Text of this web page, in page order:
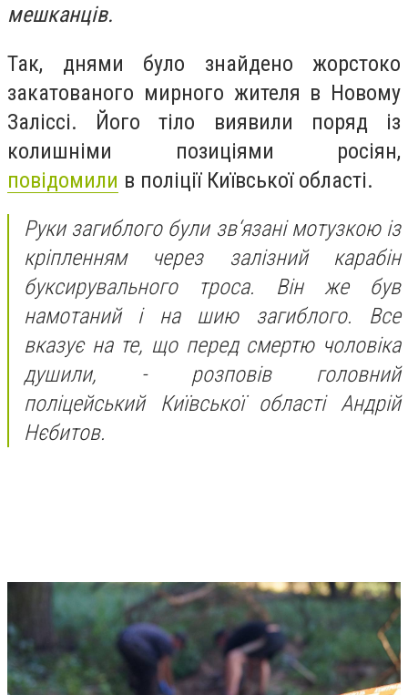
мешканців.
Так, днями було знайдено жорстоко
закатованого мирного жителя в Новому
Заліссі. Його тіло виявили поряд із
колишніми позиціями росіян,
повідомили в поліції Київської області.
Руки загиблого були зв‘язані мотузкою із
кріпленням через залізний карабін
буксирувального троса. Він же був
намотаний і на шию загиблого. Все
вказує на те, що перед смертю чоловіка
душили, - розповів головний
поліцейський Київської області Андрій
Нєбитов.